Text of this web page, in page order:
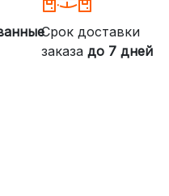
Срок доставки
заказадо 7 дней